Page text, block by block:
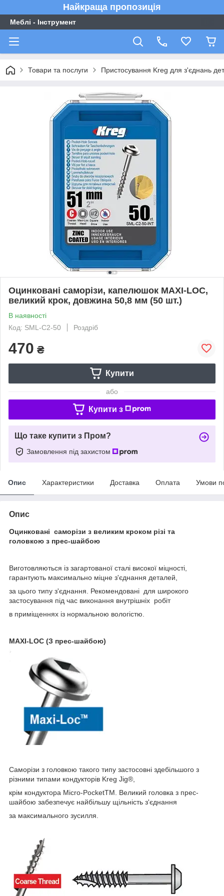
Найкраща пропозиція
Меблі - Інструмент
Товари та послуги Пристосування Kreg для з'єднань
Оцинковані саморізи, капелюшок MAXI-LOC,
великий крок, довжина 50,8 мм (50 шт.)
В наявності
Код: SML-C2-50
Роздріб
470 ₴
Купити
або
Купити з
Що таке купити з Пром?
Замовлення під захистом
Опис Характеристики Доставка Оплата Умови
Опис
Оцинковані саморізи з великим кроком різі та
головкою з прес-шайбою
Виготовляються із загартованої сталі високої міцності,
гарантують максимально міцне з'єднання деталей,
за цього типу з'єднання. Рекомендовані для широкого
застосування під час виконання внутрішніх робіт
в приміщеннях із нормальною вологістю.
MAXI-LOC (З прес-шайбою)
Саморізи з головкою такого типу застосовні здебільшого з
різними типами кондукторів Kreg Jig®,
крім кондуктора Micro-PocketTM. Великий головка з прес-
шайбою забезпечує найбільшу щільність з'єднання
за максимального зусилля.